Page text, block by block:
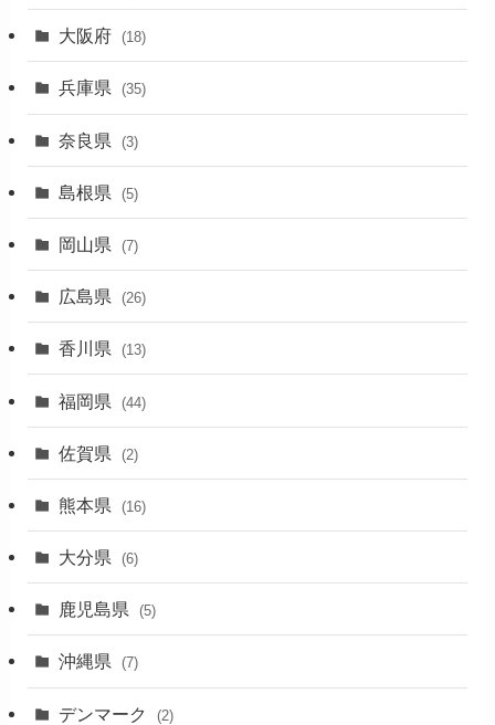
(4)
(17)
(1)
大阪府 (18)
兵庫県 (35)
奈良県 (3)
島根県 (5)
岡山県 (7)
広島県 (26)
香川県 (13)
福岡県 (44)
佐賀県 (2)
熊本県 (16)
大分県 (6)
鹿児島県 (5)
沖縄県 (7)
デンマーク (2)